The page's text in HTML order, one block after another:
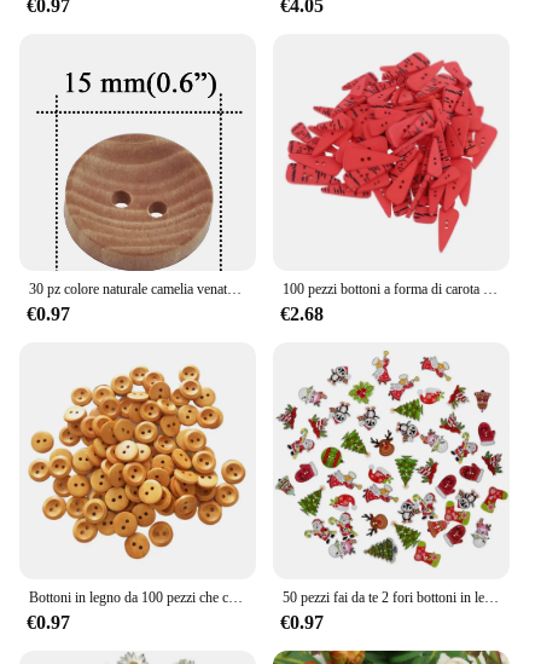
€0.97 €4.05
€0.97 €2.68
€0.97
50 pezzi fai da te 2 fori bottoni in legno legno cartone animato di Natale cucito scrapbooking per decorazione di stoffa prodotto di Capodanno
€0.97